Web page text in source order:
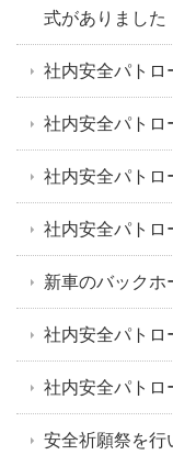
式がありました
社内安全パトロ
社内安全パトロ
社内安全パト
社内安全パト
新車のバックホ
社内安全パトロ
社内安全パトロ
安全祈願祭を行